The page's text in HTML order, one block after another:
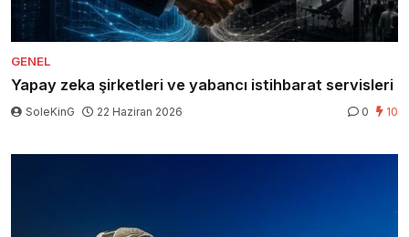
GENEL
Yapay zeka şirketleri ve yabancı istihbarat servisleri
SoleKinG 22 Haziran 2026 0 10